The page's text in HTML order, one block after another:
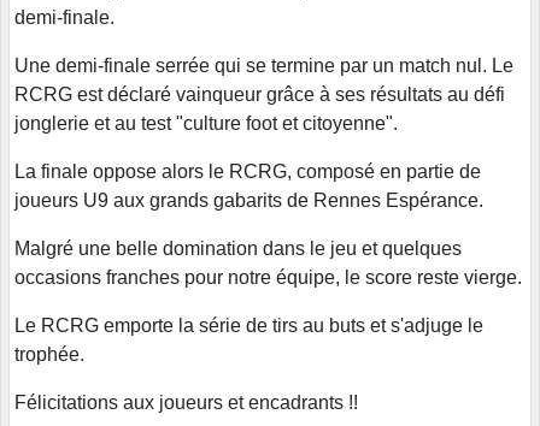
demi-finale.
Une demi-finale serrée qui se termine par un match nul. Le
RCRG est déclaré vainqueur grâce à ses résultats au défi
jonglerie et au test "culture foot et citoyenne".
La finale oppose alors le RCRG, composé en partie de
joueurs U9 aux grands gabarits de Rennes Espérance.
Malgré une belle domination dans le jeu et quelques
occasions franches pour notre équipe, le score reste vierge.
Le RCRG emporte la série de tirs au buts et s'adjuge le
trophée.
Félicitations aux joueurs et encadrants !!